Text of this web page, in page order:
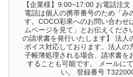
【企業様】9:00~17:00 お電話注
電話は個人の携帯番号のため「み
す。COCO彩果へのお問い合わせ
ムページを見て」とお伝えくださ
の請求書を発行いたします】 法人
ボイス対応しております。法人の
子帳簿処理される場合、請求書を
することも可能です。 メールに
い。 登録番号